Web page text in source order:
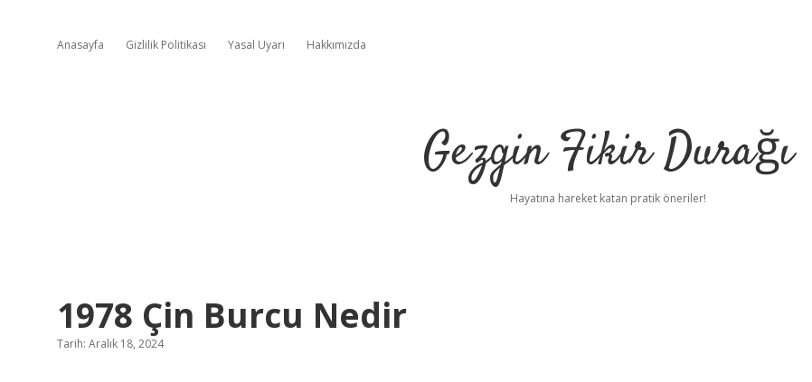
Anasayfa Gizlilik Politikası Yasal Uyarı Hakkımızda
Gezgin Fikir Durağı
Hayatına hareket katan pratik öneriler!
1978 Çin Burcu Nedir
Tarih: Aralık 18, 2024